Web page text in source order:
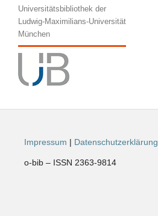
Universitätsbibliothek der
Ludwig-Maximilians-Universität
München
Impressum | Datenschutzerklärung
o-bib – ISSN 2363-9814